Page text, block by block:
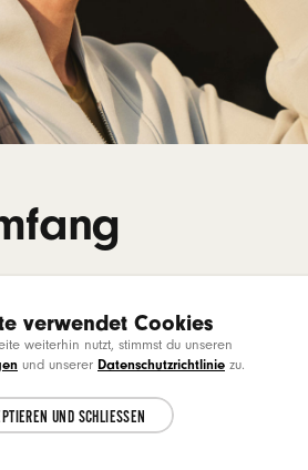
12
verwendet Cookies
weiterhin nutzt, stimmst du unseren
und unserer Datenschutzrichtlinie zu.
UND SCHLIESSEN
or region to see
your location.
CONTINUE